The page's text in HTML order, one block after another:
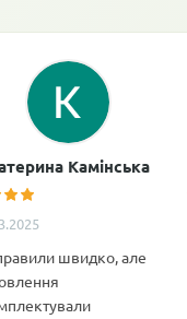
Камінська
швидко, але